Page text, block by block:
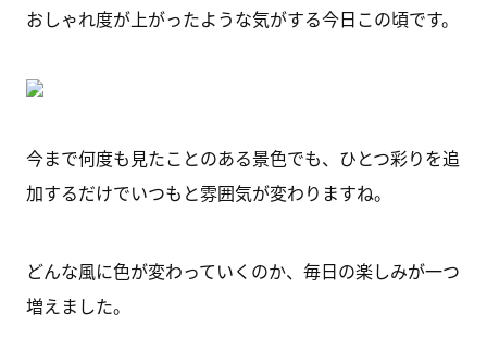
おしゃれ度が上がったような気がする今日この頃です。
今まで何度も見たことのある景色でも、ひとつ彩りを追
加するだけでいつもと雰囲気が変わりますね。
どんな風に色が変わっていくのか、毎日の楽しみが一つ
増えました。